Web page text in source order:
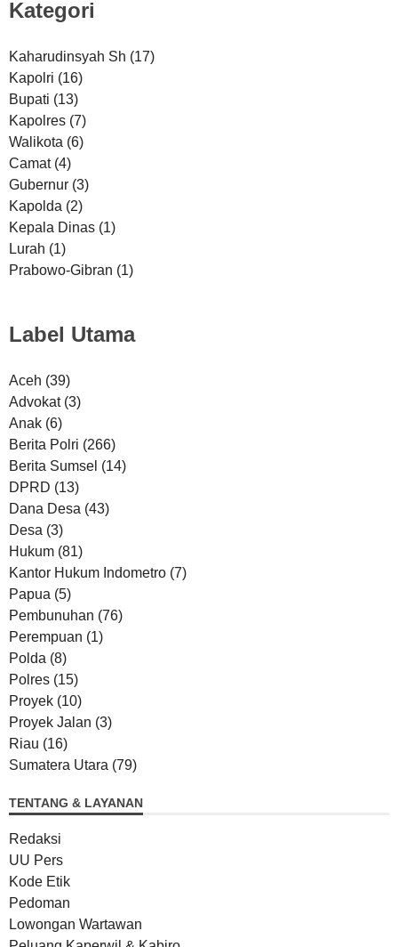
Kategori
Kaharudinsyah Sh (17)
Kapolri (16)
Bupati (13)
Kapolres (7)
Walikota (6)
Camat (4)
Gubernur (3)
Kapolda (2)
Kepala Dinas (1)
Lurah (1)
Prabowo-Gibran (1)
Label Utama
Aceh (39)
Advokat (3)
Anak (6)
Berita Polri (266)
Berita Sumsel (14)
DPRD (13)
Dana Desa (43)
Desa (3)
Hukum (81)
Kantor Hukum Indometro (7)
Papua (5)
Pembunuhan (76)
Perempuan (1)
Polda (8)
Polres (15)
Proyek (10)
Proyek Jalan (3)
Riau (16)
Sumatera Utara (79)
TENTANG & LAYANAN
Redaksi
UU Pers
Kode Etik
Pedoman
Lowongan Wartawan